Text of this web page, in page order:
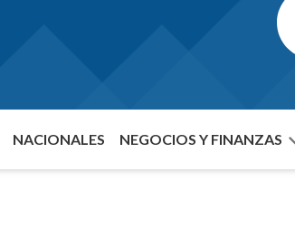
NACIONALES NEGOCIOS Y FINANZAS